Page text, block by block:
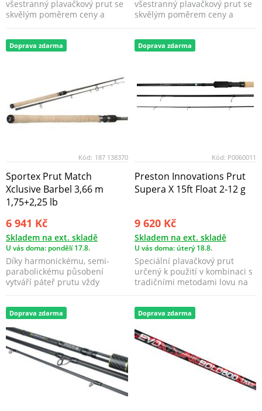
všestranný plavačkový prut se
skvělým poměrem ceny a
všestranný plavačkový prut se
skvělým poměrem ceny a
Doprava zdarma
Kód: 187 138370
Sportex Prut Match
Xclusive Barbel 3,66 m
1,75+2,25 lb
6 941 Kč
Skladem na ext. skladě
U vás doma: pondělí 17.8.
Díky harmonickému, semi-
parabolickému působení
vytváří páteř prutu vždy
Doprava zdarma
Kód: P0060011
Preston Innovations Prut
Supera X 15ft Float 2-12 g
9 620 Kč
Skladem na ext. skladě
U vás doma: úterý 18.8.
Speciální plavačkový prut
určený k použití v kombinaci s
tradičními metodami lovu na
Doprava zdarma Doprava zdarma